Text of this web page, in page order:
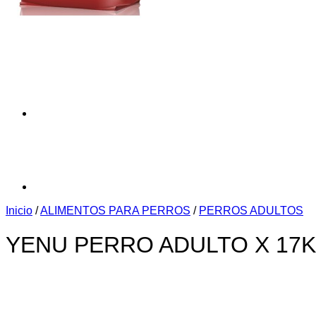
Inicio /ALIMENTOS PARA PERROS / PERROS ADULTOS
YENU PERRO ADULTO X